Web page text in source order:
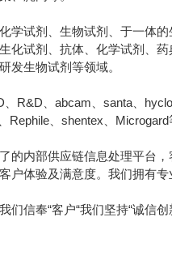
学试剂、生物试剂、于一体
化试剂、抗体、化学试剂、
发生物试剂等领域。
R&D、abcam、santa、
、shentex、Microgard
的内部供应链信息处理平台
户体验及满意度。我们拥有
信奉“客户“我们坚持“诚信